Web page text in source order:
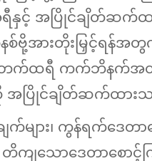
နှင့် အပြိုင်ချိတ်ဆက်ထ
စ်ဗို့အားတိုးမြှင့်ရန်အ
ဘက်ထရီ ကက်ဘိနက်အ
အပြိုင်ချိတ်ဆက်ထား
ျား၊ ကွန်ရက်ဒေတာ
၊ တိကျသောဒေတာစော